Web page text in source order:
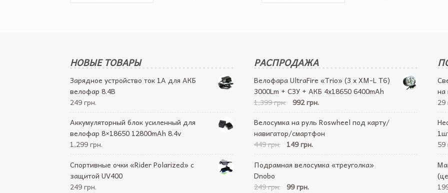
НОВЫЕ ТОВАРЫ
Зарядное устройство ток 1А для АКБ
велофар 8.4В
249 грн.
Аккумуляторный блок усиленный для
велофар 8×18650 12800mAh 8.4v
1,299 грн.
Спортивные очки «Rider Polarized» с
защитой UV400
249 грн.
РАСПРОДАЖА
Велофара UltraFire «Trio» (3 x XM-L T6)
3000Lm + СЗУ + АКБ 4х18650 6400mAh
1,399 грн.
992 грн.
Велосумка на руль Roswheel под карту/
навигатор/смартфон
449 грн.
149 грн.
Подрамная велосумка «треуголка»
Dnobo
249 грн.
99 грн.
на
29
59